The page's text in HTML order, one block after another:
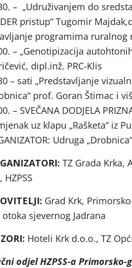
– „Udruživanjem do
pristup“ Tugomir
programima ruralnog
– „Genotipizacija
dipl.inž. PRC-Klis
– sati „Predstavljanje
prof. Goran Štimac i
– SVEČANA DODJELA
uz klapu „Rašketa“ iz
Udruga
TZ Grada
HZPSS
Grad Krk,
otoka sjevernog Jadrana
Hoteli Krk d.o.o., TZ
odjel HZPSS-a Primorsko-